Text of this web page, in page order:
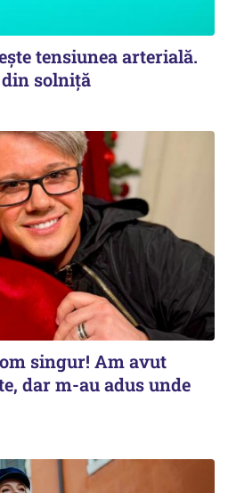
tensiunea arterială.
din solniță
singur! Am avut
dar m-au adus unde